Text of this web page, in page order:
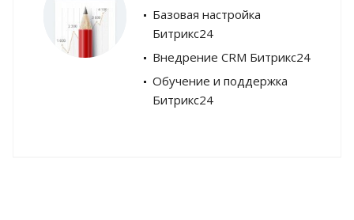
Базовая настройка
Битрикс24
Внедрение CRM Битрикс24
Обучение и поддержка
Битрикс24